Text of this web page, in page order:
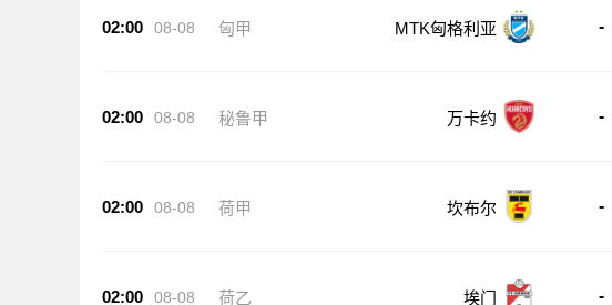
02:00 08-08 匈甲 MTK匈格利亚 -
02:00 08-08 秘鲁甲 万卡约 -
02:00 08-08 荷甲 坎布尔 -
02:00 08-08 荷乙 埃门 -